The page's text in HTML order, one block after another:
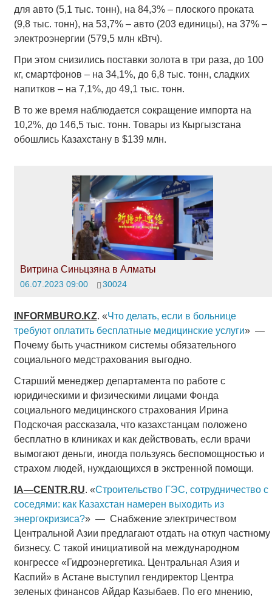
для авто (5,1 тыс. тонн), на 84,3% – плоского проката
(9,8 тыс. тонн), на 53,7% – авто (203 единицы), на 37% –
электроэнергии (579,5 млн кВтч).
При этом снизились поставки золота в три раза, до 100
кг, смартфонов – на 34,1%, до 6,8 тыс. тонн, сладких
напитков – на 7,1%, до 49,1 тыс. тонн.
В то же время наблюдается сокращение импорта на
10,2%, до 146,5 тыс. тонн. Товары из Кыргызстана
обошлись Казахстану в $139 млн.
Витрина Синьцзяна в Алматы
06.07.2023 09:00 30024
INFORMBURO.KZ. «Что делать, если в больнице
требуют оплатить бесплатные медицинские услуги» —
Почему быть участником системы обязательного
социального медстрахования выгодно.
Старший менеджер департамента по работе с
юридическими и физическими лицами Фонда
социального медицинского страхования Ирина
Подскочая рассказала, что казахстанцам положено
бесплатно в клиниках и как действовать, если врачи
вымогают деньги, иногда пользуясь беспомощностью и
страхом людей, нуждающихся в экстренной помощи.
IA—CENTR.RU. «Строительство ГЭС, сотрудничество с
соседями: как Казахстан намерен выходить из
энергокризиса?» — Снабжение электричеством
Центральной Азии предлагают отдать на откуп частному
бизнесу. С такой инициативой на международном
конгрессе «Гидроэнергетика. Центральная Азия и
Каспий» в Астане выступил гендиректор Центра
зеленых финансов Айдар Казыбаев. По его мнению,